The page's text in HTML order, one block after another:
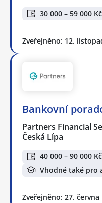
30 000 – 59 000 Kč
Zveřejněno: 12.
Bankovní
Partners Financial
Česká Lípa
40 000 – 90 000 Kč
Vhodné také pro
Zveřejněno: 27. června